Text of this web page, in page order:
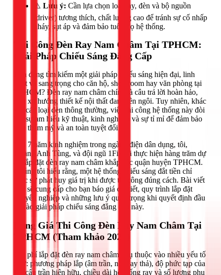
⚠️ Lưu ý: Cần lựa chọn loại ray, đèn và bộ nguồn
(driver) tương thích, chất lượng cao để tránh sự cố nhấp
nháy, sụt áp và đảm bảo tuổi thọ hệ thống.
Thi Công Đèn Ray Nam Châm Tại TPHCM:
Giải Pháp Chiếu Sáng Đẳng Cấp
Bạn đang tìm kiếm một giải pháp chiếu sáng hiện đại, linh
hoạt và sang trọng cho căn hộ, showroom hay văn phòng tại
TPHCM? Đèn ray nam châm chính là câu trả lời hoàn hảo,
một xu hướng thiết kế nội thất đang lên ngôi. Tuy nhiên, khác
với các loại đèn thông thường, việc thi công hệ thống này đòi
hỏi sự am hiểu kỹ thuật, kinh nghiệm và sự tỉ mỉ để đảm bảo
tính thẩm mỹ và an toàn tuyệt đối.
Với 7 năm kinh nghiệm trong ngành điện dân dụng, tôi,
Hoàng Anh Tùng, và đội ngũ 1Fix đã thực hiện hàng trăm dự
án lắp đặt đèn ray nam châm khắp các quận huyện TPHCM.
Chúng tôi hiểu rằng, một hệ thống chiếu sáng đắt tiền chỉ
thực sự phát huy giá trị khi được thi công đúng cách. Bài viết
này sẽ cung cấp cho bạn báo giá chi tiết, quy trình lắp đặt
chuyên nghiệp và những lưu ý quan trọng khi quyết định đầu
tư vào giải pháp chiếu sáng đẳng cấp này.
Bảng Giá Thi Công Đèn Ray Nam Châm Tại
TPHCM (Tham khảo 2026)
Chi phí lắp đặt đèn ray nam châm phụ thuộc vào nhiều yếu tố
như: phương pháp lắp (âm trần, nổi hay thả), độ phức tạp của
kết cấu trần hiện hữu, chiều dài hệ thống ray và số lượng phụ